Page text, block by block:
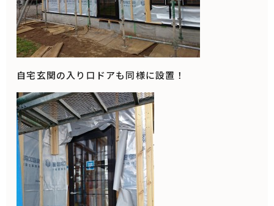
自宅玄関の入り口ドアも同様に設置！